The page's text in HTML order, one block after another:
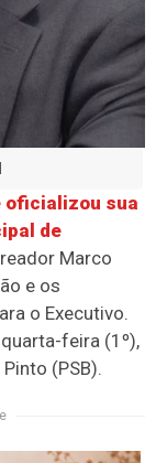
oficializou sua
de
Marco
e os
o Executivo.
feira (1º),
(PSB).